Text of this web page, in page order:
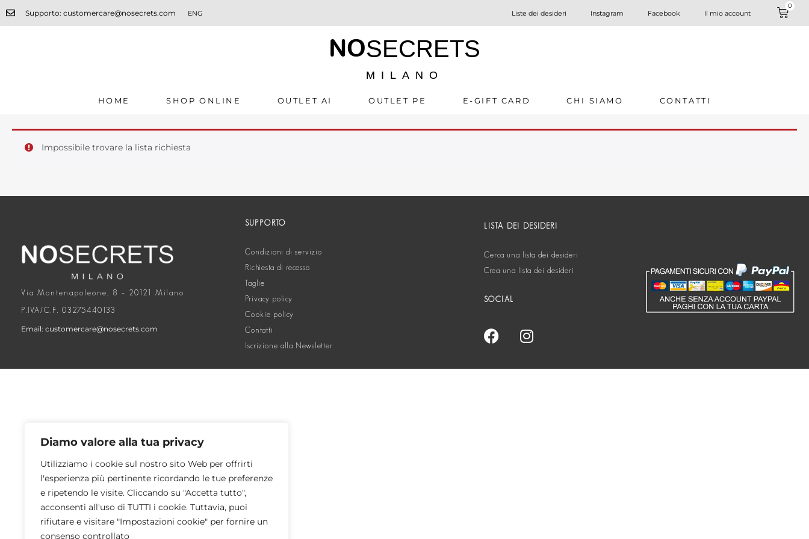
Diamo valore alla tua privacy
Utilizziamo i cookie sul nostro sito Web per offrirti
l'esperienza più pertinente ricordando le tue preferenze
e ripetendo le visite. Cliccando su "Accetta tutto",
acconsenti all'uso di TUTTI i cookie. Tuttavia, puoi
rifiutare e visitare "Impostazioni cookie" per fornire un
consenso controllato
Supporto: customercare@nosecrets.com ENG Liste dei desideri Instagram Facebook Il mio account
0
NOSECRETS
MILANO
HOME SHOP ONLINE OUTLET AI OUTLET PE E-GIFT CARD CHI SIAMO CONTATTI
Impossibile trovare la lista richiesta
Via Montenapoleone, 8 – 20121 Milano
P.IVA/C.F. 03275440133
Email: customercare@nosecrets.com
SUPPORTO
Condizioni di servizio
Richiesta di recesso
Taglie
Privacy policy
Cookie policy
Contatti
Iscrizione alla Newsletter
LISTA DEI DESIDERI
Cerca una lista dei desideri
Crea una lista dei desideri
SOCIAL